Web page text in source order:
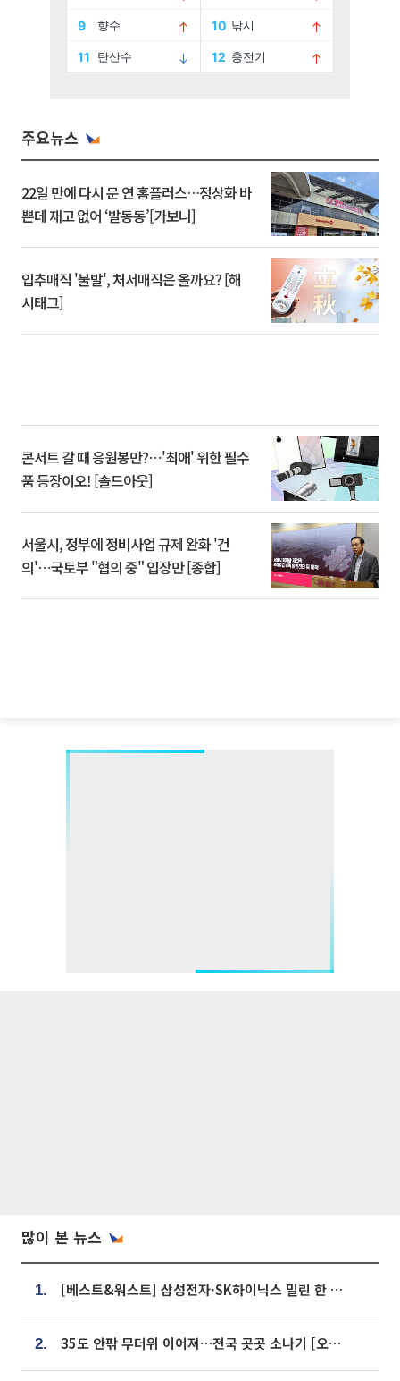
주요뉴스
22일 만에 다시 문 연 홈플러스…정상화 바
쁜데 재고 없어 ‘발동동’[가보니]
입추매직 '불발', 처서매직은 올까요? [해
시태그]
콘서트 갈 때 응원봉만?⋯'최애' 위한 필수
품 등장이오! [솔드아웃]
서울시, 정부에 정비사업 규제 완화 '건
의'⋯국토부 "협의 중" 입장만 [종합]
많이 본 뉴스
1. [베스트&워스트] 삼성전자·SK하이닉스 밀린 한 주…상상인증권은 85% 급등
2. 35도 안팎 무더위 이어져…전국 곳곳 소나기 [오늘 날씨]